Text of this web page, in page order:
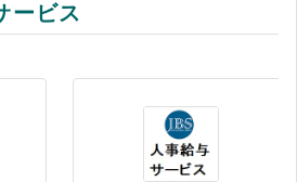
目に加え、最大6,000項目を
。入力形式も「テキスト」
ンメニュー」などから選べる
入力の手間を軽減できます。
ービス